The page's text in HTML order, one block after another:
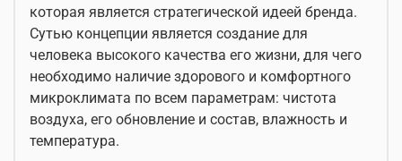
которая является стратегической идеей бренда.
Сутью концепции является создание для
человека высокого качества его жизни, для чего
необходимо наличие здорового и комфортного
микроклимата по всем параметрам: чистота
воздуха, его обновление и состав, влажность и
температура.